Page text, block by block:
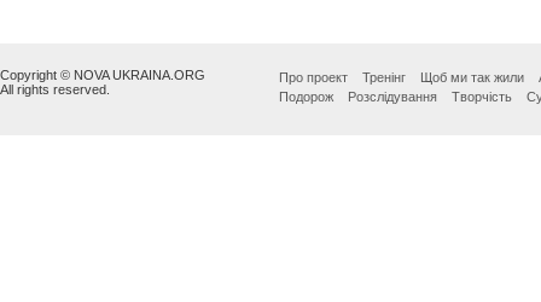
Copyright © NOVA UKRAINA.ORG
All rights reserved.
Про проект Тренінг Щоб ми так жили
Подорож
Розслідування Творчість